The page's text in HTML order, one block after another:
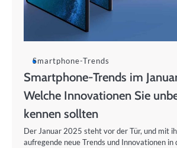
Smartphone-Trends
Smartphone-Trends im
Welche Innovationen Sie
kennen sollten
Der Januar 2025 steht vor der Tür, und mit
aufregende neue Trends und Innovationen